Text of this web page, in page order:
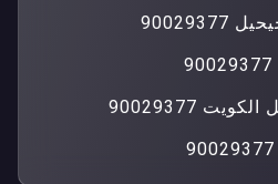
90029377